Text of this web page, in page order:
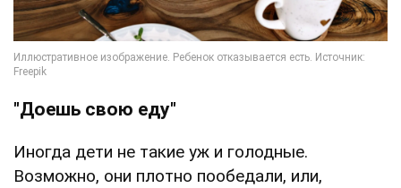
"Доешь свою еду"
Иногда дети не такие уж и голодные.
Возможно, они плотно пообедали, или,